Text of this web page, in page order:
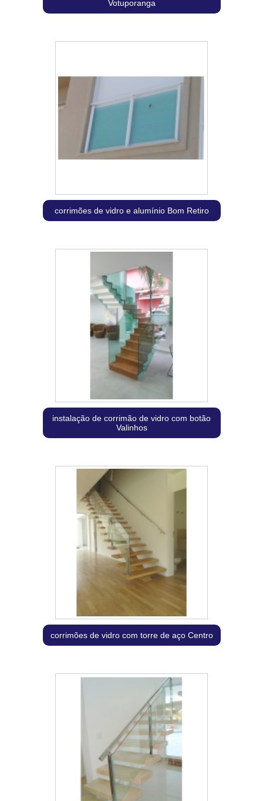
Votuporanga
corrimões de vidro e alumínio Bom Retiro
instalação de corrimão de vidro com botão
Valinhos
corrimões de vidro com torre de aço Centro